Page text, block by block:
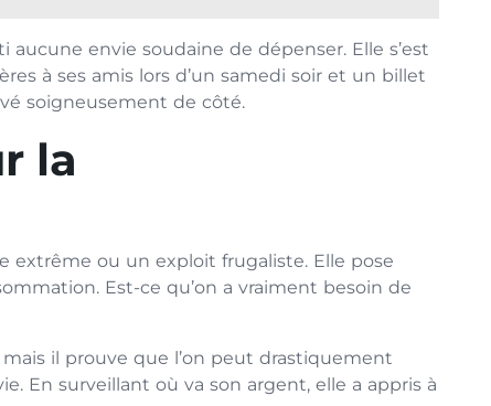
aucune envie soudaine de dépenser. Elle s’est
à ses amis lors d’un samedi soir et un billet
soigneusement de côté.
la
extrême ou un exploit frugaliste. Elle pose
Est-ce qu’on a vraiment besoin de
il prouve que l’on peut drastiquement
En surveillant où va son argent, elle a appris à